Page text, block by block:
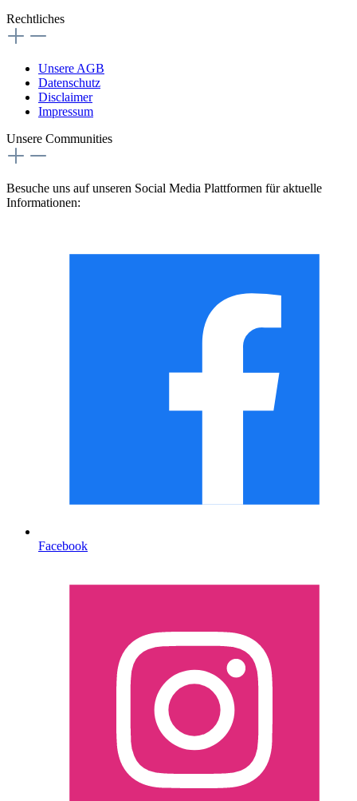
Rechtliches
Unsere AGB
Datenschutz
Disclaimer
Impressum
Unsere Communities
Besuche uns auf unseren Social Media Plattformen für aktuelle
Informationen:
Facebook